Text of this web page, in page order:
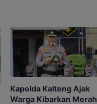
Kapolda Kalteng Ajak
Warga Kibarkan Merah